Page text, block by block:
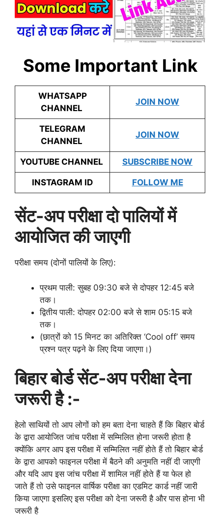
Some Important Link
WHATSAPP
CHANNEL
JOIN NOW
TELEGRAM
CHANNEL
JOIN NOW
YOUTUBE CHANNEL SUBSCRIBE NOW
INSTAGRAM ID FOLLOW ME
सेंट-अप परीक्षा दो पालियों में
आयोजित की जाएगी
परीक्षा समय (दोनों पालियों के लिए):
प्रथम पाली: सुबह 09:30 बजे से दोपहर 12:45 बजे
तक।
द्वितीय पाली: दोपहर 02:00 बजे से शाम 05:15 बजे
तक।
(छात्रों को 15 मिनट का अतिरिक्त ‘Cool off’ समय
प्रश्न पत्र पढ़ने के लिए दिया जाएगा।)
बिहार बोर्ड सेंट-अप परीक्षादेना
जरूरी है:-
हेलो साथियों तो आप लोगों को हम बता देना चाहते हैं कि बिहार बोर्ड
के द्वारा आयोजित जांच परीक्षा में सम्मिलित होना जरूरी होता है
क्योंकि अगर आप इस परीक्षा में सम्मिलित नहीं होते हैं तो बिहार बोर्ड
के द्वारा आपको फाइनल परीक्षा में बैठने की अनुमति नहीं दी जाएगी
और यदि आप इस जांच परीक्षा में शामिल नहीं होते हैं या फेल हो
जाते हैं तो उसे फाइनल वार्षिक परीक्षा का एडमिट कार्ड नहीं जारी
किया जाएगा इसलिए इस परीक्षा को देना जरूरी है और पास होना भी
जरूरी है